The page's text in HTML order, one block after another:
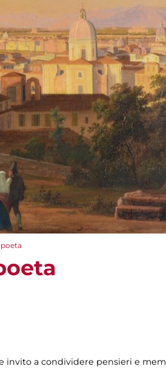
poeta
invito a condividere pensieri e